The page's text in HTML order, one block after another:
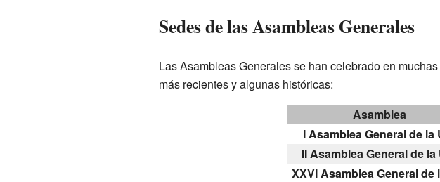
Sedes de las Asambleas Generales
Las Asambleas Generales se han celebrado en
más recientes y algunas históricas:
Asamblea
I Asamblea General de la
II Asamblea General de la
XXVI Asamblea General de